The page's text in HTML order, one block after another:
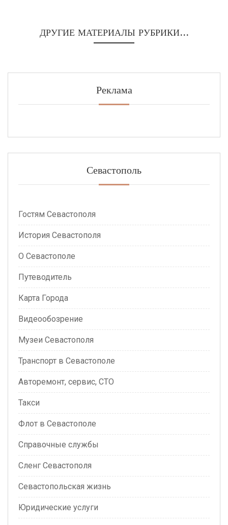
ДРУГИЕ МАТЕРИАЛЫ РУБРИКИ...
Реклама
Севастополь
Гостям Севастополя
История Севастополя
О Севастополе
Путеводитель
Карта Города
Видеообозрение
Музеи Севастополя
Транспорт в Севастополе
Авторемонт, сервис, СТО
Такси
Флот в Севастополе
Справочные службы
Сленг Севастополя
Севастопольская жизнь
Юридические услуги